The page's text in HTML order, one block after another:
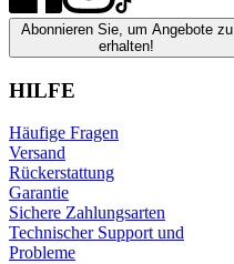
Abonnieren Sie, um Angebote zu
erhalten!
HILFE
Häufige Fragen
Versand
Rückerstattung
Garantie
Sichere Zahlungsarten
Technischer Support und
Probleme